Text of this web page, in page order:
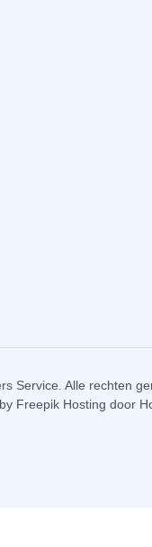
Service. Alle rechten
Freepik Hosting door